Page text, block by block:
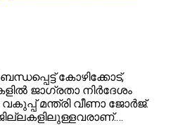
കോഴിക്കോട്,
ജാഗ്രതാ നിര്‍ദേശം
മന്ത്രി വീണാ ജോര്‍ജ്.